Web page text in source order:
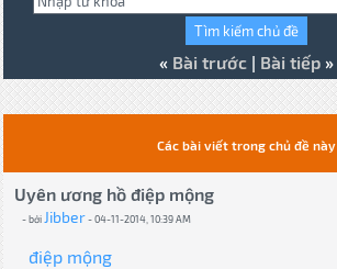
« Bài trước| Bài tiếp»
Các bài viết trong chủ đề này
Uyên ương hồ điệp mộng
- bởi Jibber- 04-11-2014, 10:39 AM
điệp mộng